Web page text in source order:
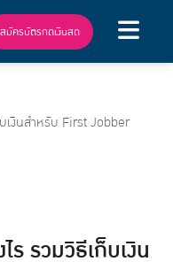
สมัครบัตรกดเงินสด
บเงินสำหรับ First Jobber
ร รวมวิธีเก็บเงิน